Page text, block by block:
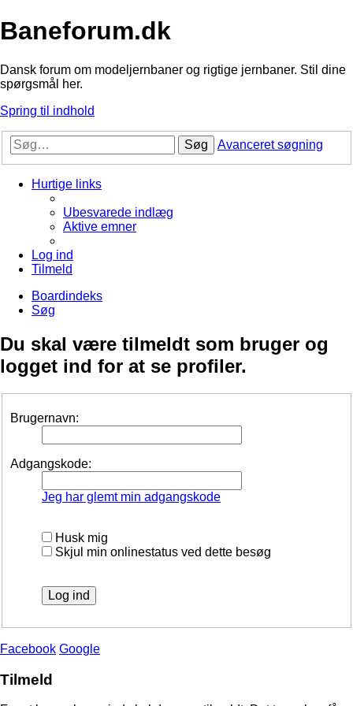
Baneforum.dk
Dansk forum om modeljernbaner og rigtige jernbaner. Stil dine
spørgsmål her.
Spring til indhold
Søg Avanceret søgning
Hurtige links
Ubesvarede indlæg
Aktive emner
Log ind
Tilmeld
Boardindeks
Søg
Du skal være tilmeldt som bruger og
logget ind for at se profiler.
Brugernavn:
Adgangskode:
Jeg har glemt min adgangskode
Husk mig
Skjul min onlinestatus ved dette besøg
Facebook Google
Tilmeld